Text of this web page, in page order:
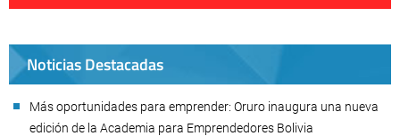
Noticias Destacadas
Más oportunidades para emprender: Oruro inaugura una nueva
edición de la Academia para Emprendedores Bolivia